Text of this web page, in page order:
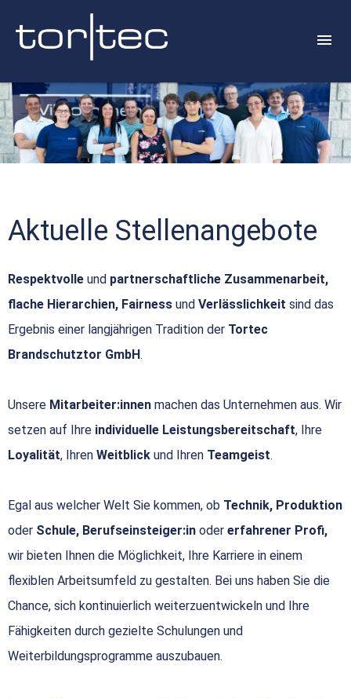
Aktuelle Stellenangebote
Respektvolle und partnerschaftliche Zusammenarbeit,
flache Hierarchien, Fairness und Verlässlichkeit sind das
Ergebnis einer langjährigen Tradition der Tortec
Brandschutztor GmbH.
Unsere Mitarbeiter:innen machen das Unternehmen aus. Wir
setzen auf Ihre individuelle Leistungsbereitschaft, Ihre
Loyalität, Ihren Weitblick und Ihren Teamgeist.
Egal aus welcher Welt Sie kommen, ob Technik, Produktion
oder Schule, Berufseinsteiger:in oder erfahrener Profi,
wir bieten Ihnen die Möglichkeit, Ihre Karriere in einem
flexiblen Arbeitsumfeld zu gestalten. Bei uns haben Sie die
Chance, sich kontinuierlich weiterzuentwickeln und Ihre
Fähigkeiten durch gezielte Schulungen und
Weiterbildungsprogramme auszubauen.